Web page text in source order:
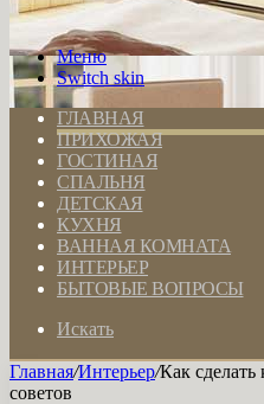
Меню
Switch skin
ГЛАВНАЯ
ПРИХОЖАЯ
ГОСТИНАЯ
СПАЛЬНЯ
ДЕТСКАЯ
КУХНЯ
ВАННАЯ КОМНАТА
ИНТЕРЬЕР
БЫТОВЫЕ ВОПРОСЫ
Искать
Главная/Интерьер/Как
советов